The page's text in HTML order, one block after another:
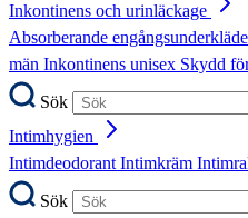
Inkontinens och urinläckage
Absorberande
män Inkontinens unisex Skydd
Sök
Intimhygien
IntimdeodorantIntimkräm
Sök